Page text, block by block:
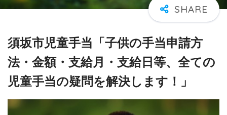
須坂市児童手当「子供の手当申請方
法・金額・支給月・支給日等、全ての
児童手当の疑問を解決します！」